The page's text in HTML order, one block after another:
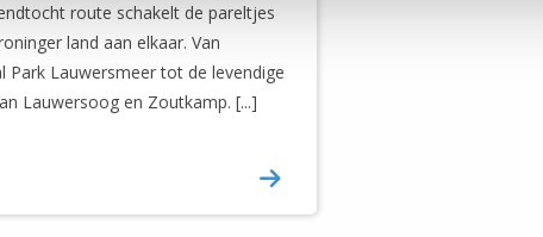
route schakelt de pareltjes
land aan elkaar. Van
Park Lauwersmeer tot de levendige
Lauwersoog en Zoutkamp. [...]